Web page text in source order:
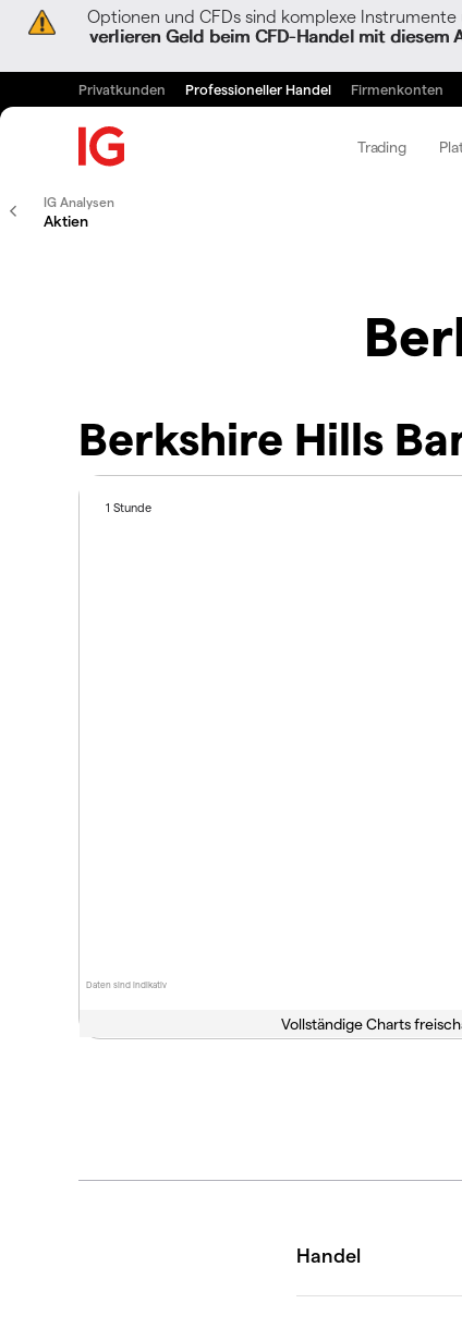
Optionen und CFDs sind komplexe
verlieren Geld beim CFD-Handel mit diesem
Privatkunden Professioneller Handel Firmenkonten
Trading
IG Analysen
Aktien
Berkshire Hills
Daten sind indikativ
1 Stunde
Vollständige Charts